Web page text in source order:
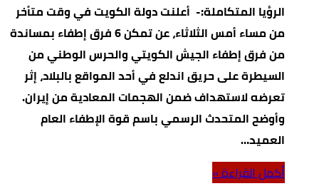
الرؤيا المتكاملة:- أعلنت دولة الكويت في وقت متأخر
من مساء أمس الثلاثاء، عن تمكن 6 فرق إطفاء بمساندة
من فرق إطفاء الجيش الكويتي والحرس الوطني من
السيطرة على حريق اندلع في أحد المواقع بالبلاد، إثر
تعرضه لاستهداف ضمن الهجمات المعادية من إيران.
وأوضح المتحدث الرسمي باسم قوة الإطفاء العام
العميد…
‫أكمل القراءة »‬